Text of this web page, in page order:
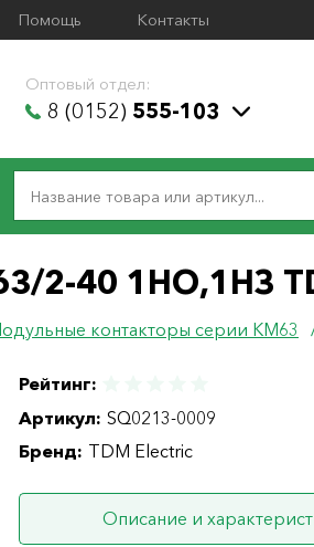
Помощь Контакты
Оптовый отдел:
8 (0152) 555-103
2-40 1НО,1НЗ
контакторы серии КМ63
Рейтинг:
Артикул: SQ0213-0009
Бренд: TDM Electric
Описание и